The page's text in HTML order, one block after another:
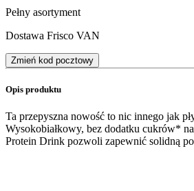
Pełny asortyment
Dostawa Frisco VAN
Zmień kod pocztowy
Opis produktu
Ta przepyszna nowość to nic innego jak
Wysokobiałkowy, bez dodatku cukrów*
Protein Drink pozwoli zapewnić solidną